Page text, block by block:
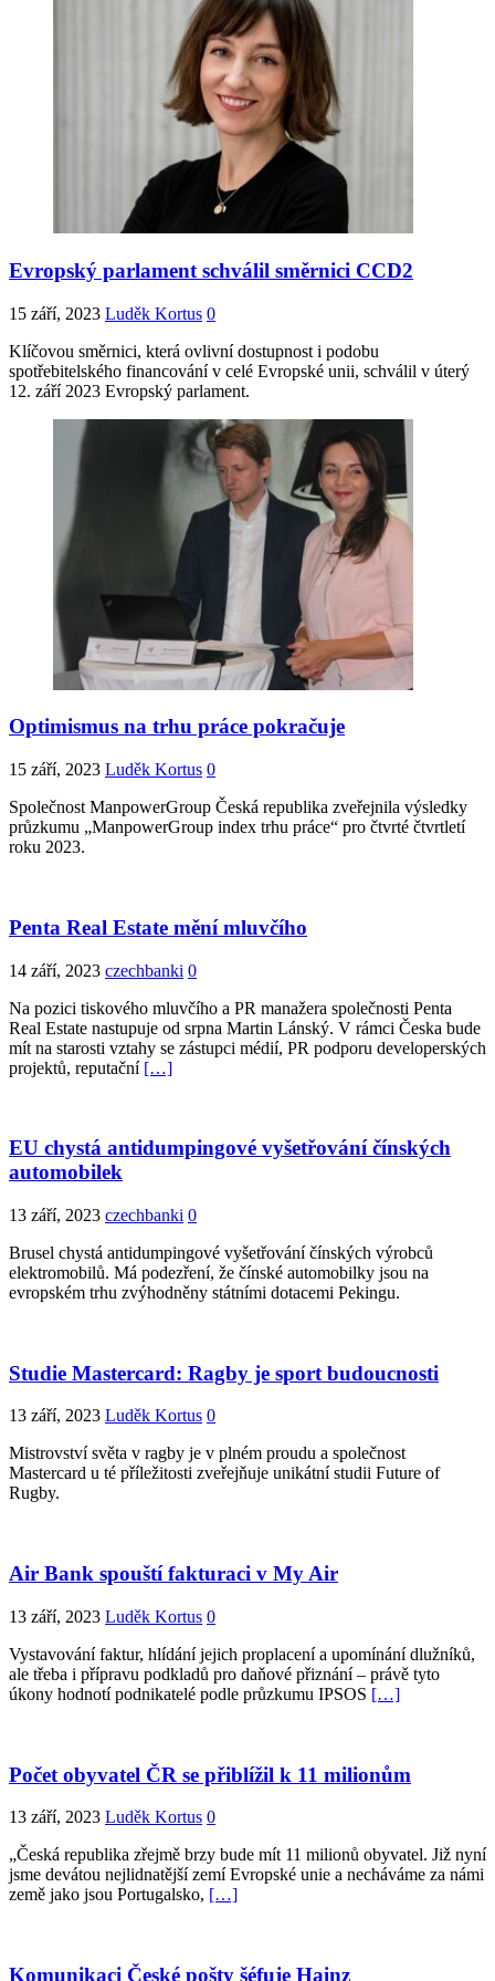
Evropský parlament schválil směrnici CCD2
15 září, 2023 Luděk Kortus 0
Klíčovou směrnici, která ovlivní dostupnost i podobu
spotřebitelského financování v celé Evropské unii, schválil v úterý
12. září 2023 Evropský parlament.
Optimismus na trhu práce pokračuje
15 září, 2023 Luděk Kortus 0
Společnost ManpowerGroup Česká republika zveřejnila výsledky
průzkumu „ManpowerGroup index trhu práce“ pro čtvrté čtvrtletí
roku 2023.
Penta Real Estate mění mluvčího
14 září, 2023 czechbanki 0
Na pozici tiskového mluvčího a PR manažera společnosti Penta
Real Estate nastupuje od srpna Martin Lánský. V rámci Česka bude
mít na starosti vztahy se zástupci médií, PR podporu developerských
projektů, reputační […]
EU chystá antidumpingové vyšetřování čínských
automobilek
13 září, 2023 czechbanki 0
Brusel chystá antidumpingové vyšetřování čínských výrobců
elektromobilů. Má podezření, že čínské automobilky jsou na
evropském trhu zvýhodněny státními dotacemi Pekingu.
Studie Mastercard: Ragby je sport budoucnosti
13 září, 2023 Luděk Kortus 0
Mistrovství světa v ragby je v plném proudu a společnost
Mastercard u té příležitosti zveřejňuje unikátní studii Future of
Rugby.
Air Bank spouští fakturaci v My Air
13 září, 2023 Luděk Kortus 0
Vystavování faktur, hlídání jejich proplacení a upomínání dlužníků,
ale třeba i přípravu podkladů pro daňové přiznání – právě tyto
úkony hodnotí podnikatelé podle průzkumu IPSOS […]
Počet obyvatel ČR se přiblížil k 11 milionům
13 září, 2023 Luděk Kortus 0
„Česká republika zřejmě brzy bude mít 11 milionů obyvatel. Již nyní
jsme devátou nejlidnatější zemí Evropské unie a necháváme za námi
země jako jsou Portugalsko, […]
Komunikaci České pošty šéfuje Hainz